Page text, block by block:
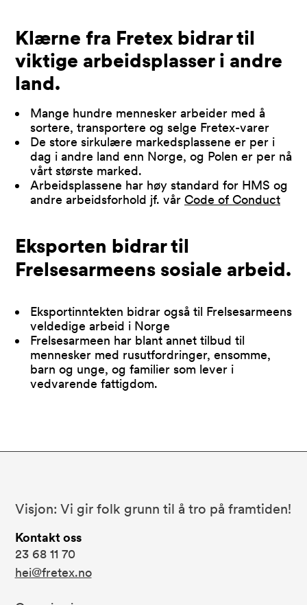
Klærne fra Fretex bidrar til
viktige arbeidsplasser i andre
land.
Mange hundre mennesker arbeider med å
sortere, transportere og selge Fretex-varer
De store sirkulære markedsplassene er per i
dag i andre land enn Norge, og Polen er per nå
vårt største marked.
Arbeidsplassene har høy standard for HMS og
andre arbeidsforhold jf. vår Code of Conduct
Eksporten bidrar til
Frelsesarmeens sosiale arbeid.
Eksportinntekten bidrar også til Frelsesarmeens
veldedige arbeid i Norge
Frelsesarmeen har blant annet tilbud til
mennesker med rusutfordringer, ensomme,
barn og unge, og familier som lever i
vedvarende fattigdom.
Bunnområde
Fretex
Visjon: Vi gir folk grunn til å tro på framtiden!
Kontakt oss
23 68 11 70
hei@fretex.no